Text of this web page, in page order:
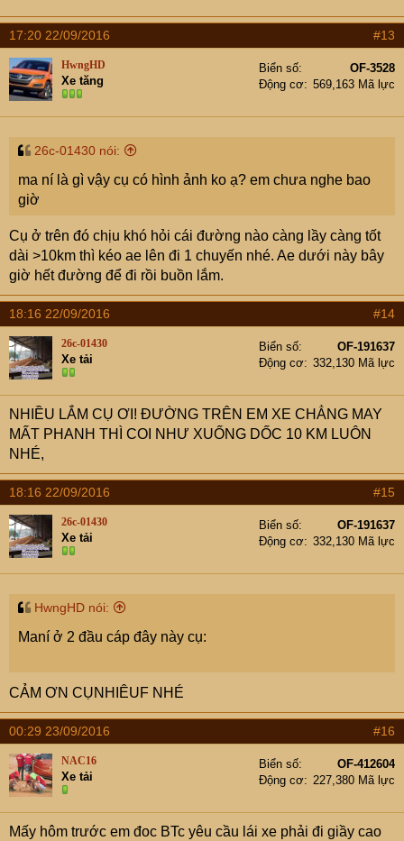
17:20 22/09/2016 #13
HwngHD
Xe tăng
Biển số
OF-3528
Động cơ
569,163 Mã lực
26c-01430 nói:
ma ní là gì vậy cụ có hình ảnh ko ạ? em chưa nghe bao
giờ
Cụ ở trên đó chịu khó hỏi cái đường nào càng lầy càng tốt
dài >10km thì kéo ae lên đi 1 chuyến nhé. Ae dưới này bây
giờ hết đường để đi rồi buồn lắm.
18:16 22/09/2016 #14
26c-01430
Xe tải
Biển số
OF-191637
Động cơ
332,130 Mã lực
NHIỀU LẮM CỤ ƠI! ĐƯỜNG TRÊN EM XE CHẲNG MAY
MẤT PHANH THÌ COI NHƯ XUỐNG DỐC 10 KM LUÔN
NHÉ,
18:16 22/09/2016 #15
26c-01430
Xe tải
Biển số
OF-191637
Động cơ
332,130 Mã lực
HwngHD nói:
Maní ở 2 đầu cáp đây này cụ:
CẢM ƠN CỤNHIÊUF NHÉ
00:29 23/09/2016 #16
NAC16
Xe tải
Biển số
OF-412604
Động cơ
227,380 Mã lực
Mấy hôm trước em đoc BTc yêu cầu lái xe phải đi giầy cao